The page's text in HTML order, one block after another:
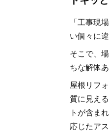
「工事現
い個々に
そこで、
ちな解体
屋根リフ
質に見え
トが含ま
応じたア